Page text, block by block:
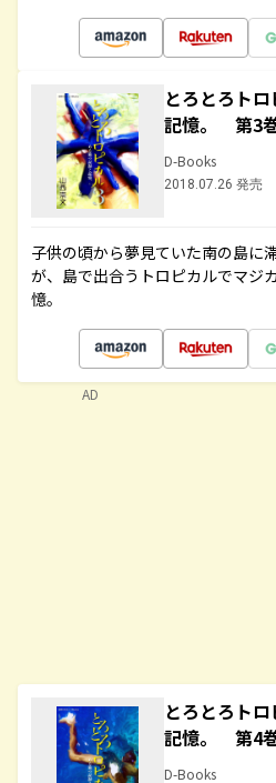
とろとろト
記憶。 第3
D-Books
2018.07.26 発売
子供の頃から夢見ていた南の島に
が、島で出合うトロピカルでマジ
憶。
とろとろト
記憶。 第4
D-Books
AD